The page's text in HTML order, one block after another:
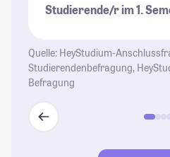
Studierende/r im 1.
Quelle: HeyStudium-
Studierendenbefragung,
Befragung